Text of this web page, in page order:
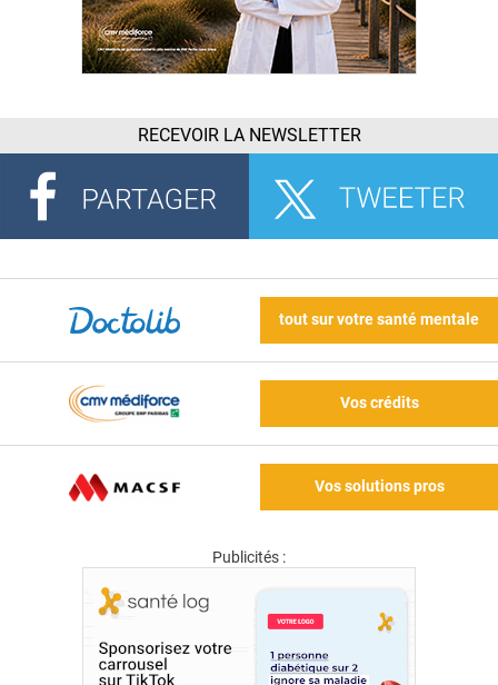
RECEVOIR LA NEWSLETTER
tout sur votre santé mentale
Vos crédits
Vos solutions pros
Publicités :